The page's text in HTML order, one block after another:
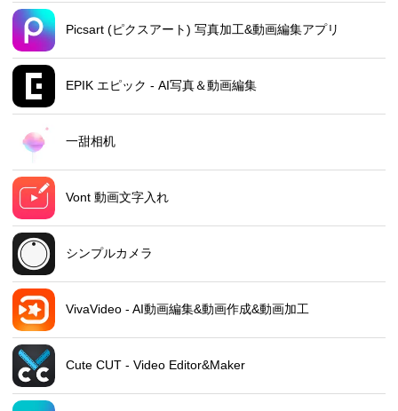
Picsart (ピクスアート) 写真加工&動画編集アプリ
EPIK エピック - AI写真＆動画編集
一甜相机
Vont 動画文字入れ
シンプルカメラ
VivaVideo - AI動画編集&動画作成&動画加工
Cute CUT - Video Editor&Maker